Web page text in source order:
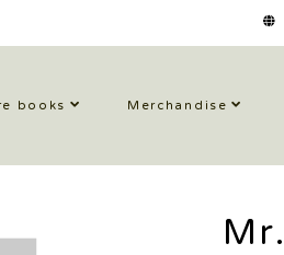
books Merchandise